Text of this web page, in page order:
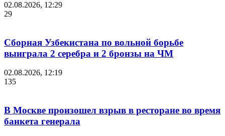
02.08.2026, 12:29
29
Сборная Узбекистана по вольной борьбе
выиграла 2 серебра и 2 бронзы на ЧМ
02.08.2026, 12:19
135
В Москве произошел взрыв в ресторане во время
банкета генерала